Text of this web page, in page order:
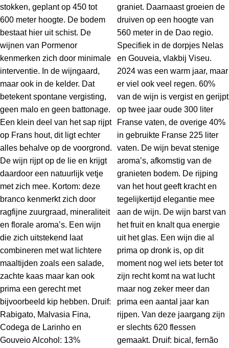
stokken, geplant op 450 tot
600 meter hoogte. De bodem
bestaat hier uit schist. De
wijnen van Pormenor
kenmerken zich door minimale
interventie. In de wijngaard,
maar ook in de kelder. Dat
betekent spontane vergisting,
geen malo en geen battonage.
Een klein deel van het sap rijpt
op Frans hout, dit ligt echter
alles behalve op de voorgrond.
De wijn rijpt op de lie en krijgt
daardoor een natuurlijk vetje
met zich mee. Kortom: deze
branco kenmerkt zich door
ragfijne zuurgraad, mineraliteit
en florale aroma’s. Een wijn
die zich uitstekend laat
combineren met wat lichtere
maaltijden zoals een salade,
zachte kaas maar kan ook
prima een gerecht met
bijvoorbeeld kip hebben. Druif:
Rabigato, Malvasia Fina,
Codega de Larinho en
Gouveio Alcohol: 13%
graniet. Daarnaast groeien de
druiven op een hoogte van
560 meter in de Dao regio.
Specifiek in de dorpjes Nelas
en Gouveia, vlakbij Viseu.
2024 was een warm jaar, maar
er viel ook veel regen. 60%
van de wijn is vergist en gerijpt
op twee jaar oude 300 liter
Franse vaten, de overige 40%
in gebruikte Franse 225 liter
vaten. De wijn bevat stenige
aroma’s, afkomstig van de
granieten bodem. De rijping
van het hout geeft kracht en
tegelijkertijd elegantie mee
aan de wijn. De wijn barst van
het fruit en knalt qua energie
uit het glas. Een wijn die al
prima op dronk is, op dit
moment nog wel iets beter tot
zijn recht komt na wat lucht
maar nog zeker meer dan
prima een aantal jaar kan
rijpen. Van deze jaargang zijn
er slechts 620 flessen
gemaakt. Druif: bical, fernão